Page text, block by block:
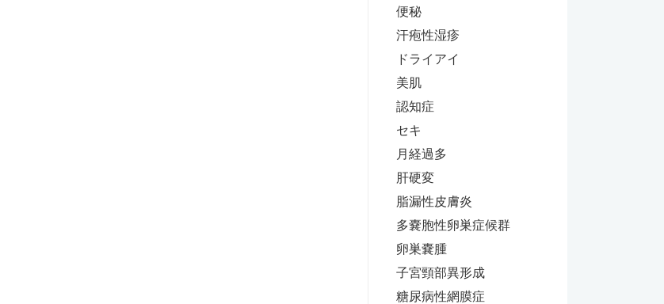
便秘
汗疱性湿疹
ドライアイ
美肌
認知症
セキ
月経過多
肝硬変
脂漏性皮膚炎
多嚢胞性卵巣症候群
卵巣嚢腫
子宮頸部異形成
糖尿病性網膜症